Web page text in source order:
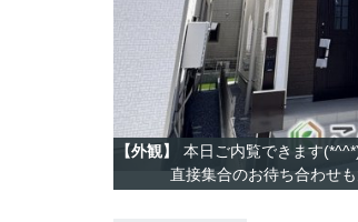
【外観】
本日ご内覧できます
直接集合のお待ち合わせ